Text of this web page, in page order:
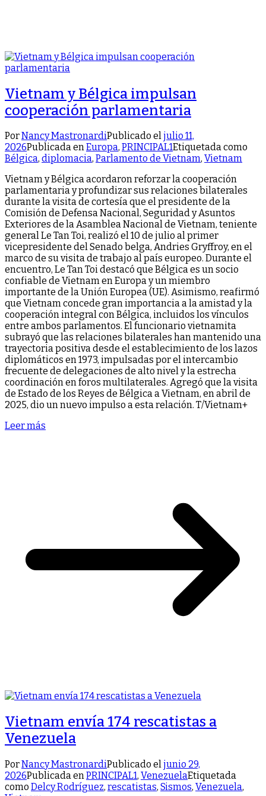
Vietnam y Bélgica impulsan
cooperación parlamentaria
PorNancy MastronardiPublicado eljulio 11,
2026Publicada enEuropa, PRINCIPAL1Etiquetada como
Bélgica, diplomacia, Parlamento de Vietnam, Vietnam
Vietnam y Bélgica acordaron reforzar la cooperación
parlamentaria y profundizar sus relaciones bilaterales
durante la visita de cortesía que el presidente de la
Comisión de Defensa Nacional, Seguridad y Asuntos
Exteriores de la Asamblea Nacional de Vietnam, teniente
general Le Tan Toi, realizó el 10 de julio al primer
vicepresidente del Senado belga, Andries Gryffroy, en el
marco de su visita de trabajo al país europeo. Durante el
encuentro, Le Tan Toi destacó que Bélgica es un socio
confiable de Vietnam en Europa y un miembro
importante de la Unión Europea (UE). Asimismo, reafirmó
que Vietnam concede gran importancia a la amistad y la
cooperación integral con Bélgica, incluidos los vínculos
entre ambos parlamentos. El funcionario vietnamita
subrayó que las relaciones bilaterales han mantenido una
trayectoria positiva desde el establecimiento de los lazos
diplomáticos en 1973, impulsadas por el intercambio
frecuente de delegaciones de alto nivel y la estrecha
coordinación en foros multilaterales. Agregó que la visita
de Estado de los Reyes de Bélgica a Vietnam, en abril de
2025, dio un nuevo impulso a esta relación. T/Vietnam+
Leer más
Vietnam envía 174 rescatistas a
Venezuela
PorNancy MastronardiPublicado eljunio 29,
2026Publicada enPRINCIPAL1, VenezuelaEtiquetada
como Delcy Rodríguez, rescatistas, Sismos, Venezuela,